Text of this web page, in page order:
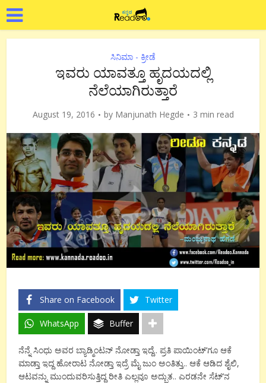
ಸಿನಿಮಾ - ಕ್ರೀಡೆ
ಇವರು ಯಾವತ್ತೂ ಹೃದಯದಲ್ಲಿ
ನೆಲೆಯಾಗಿರುತ್ತಾರೆ
August 19, 2016 by Manjunath Hegde 3 min read
Share on Facebook Twitter
WhatsApp Buffer
ನೆನ್ನೆ ಸಿಂಧು ಅವರ ಬ್ಯಾಡ್ಮಿಂಟನ್ ನೋಡ್ತಾ ಇದ್ದೆ.. ಪ್ರತಿ ಪಾಯಿಂಟ್’ಗೂ ಆಕೆ
ಮಾಡ್ತಾ ಇದ್ದ ಹೋರಾಟ ನೋಡ್ತಾ ಇದ್ರೆ ಮೈ ಜುಂ ಅಂತಿತ್ತು.. ಆಕೆ ಆಡಿದ ಶೈಲಿ,
ಆಟವನ್ನು ಮುಂದುವರಿಸುತ್ತಿದ್ದ ರೀತಿ ಎಲ್ಲವೂ ಅದ್ಭುತ.. ಎರಡನೇ ಸೆಟ್’ನ